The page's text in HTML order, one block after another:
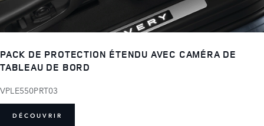
PACK DE PROTECTION ÉTENDU AVEC CAMÉRA DE
TABLEAU DE BORD
VPLE550PRT03
DÉCOUVRIR